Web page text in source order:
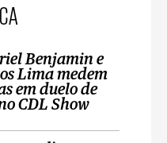
Benjamin e
Lima medem
em duelo de
CDL Show